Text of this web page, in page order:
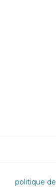
lapolitique de